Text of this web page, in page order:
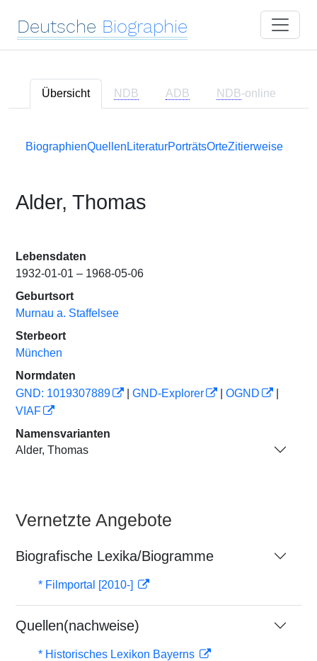
Deutsche Biographie
Übersicht NDB ADB NDB-online
BiographienQuellen LiteraturPorträtsOrteZitierweise
Alder, Thomas
Lebensdaten
1932-01-01 – 1968-05-06
Geburtsort
Murnau a. Staffelsee
Sterbeort
München
Normdaten
GND: 1019307889
GND-Explorer OGND
VIAF
Namensvarianten
Alder, Thomas
Vernetzte Angebote
Biografische Lexika/Biogramme
* Filmportal [2010-]
Quellen(nachweise)
* Historisches Lexikon Bayerns